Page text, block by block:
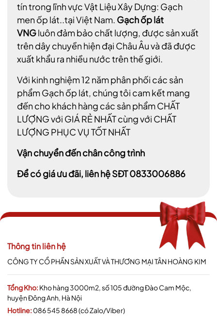
tín trong lĩnh vực Vật Liệu Xây Dựng: Gạch
men ốp lát..tại Việt Nam. Gạch ốp lát
VNGluôn đảm bảo chất lượng, được sản xuất
trên dây chuyền hiện đại Châu Âu và đã được
xuất khẩu ra nhiều nước trên thế giới.
Với kinh nghiệm 12 năm phân phối các sản
phẩm Gạch ốp lát, chúng tôi cam kết mang
đến cho khách hàng các sản phẩm CHẤT
LƯỢNG với GIÁ RẺ NHẤT cùng với CHẤT
LƯỢNG PHỤC VỤ TỐT NHẤT
Vận chuyển đến chân công trình
Để có giá ưu đãi, liên hệ SĐT 0833006886
Thông tin liên hệ
CÔNG TY CỔ PHẦN SẢN XUẤT VÀ THƯƠNG MẠI TÂN HOÀNG KIM
Tổng Kho:Kho hàng 3000m2, số 105 đường Đào Cam Mộc,
huyện Đông Anh, Hà Nội
Hotline:086 545 8668 (có Zalo/Viber)